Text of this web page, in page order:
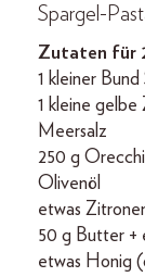
Spargel-
Zutaten für
1 kleiner Bund
1 kleine gelbe
Meersalz
250 g
Olivenöl
etwas
50 g Butter +
etwas Honig